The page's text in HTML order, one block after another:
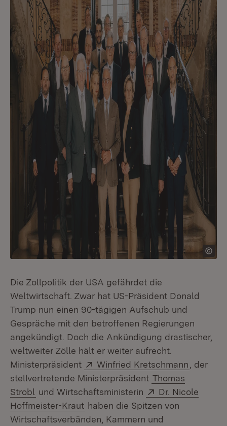
Die Zollpolitik der USA gefährdet die
Weltwirtschaft. Zwar hat US-Präsident Donald
Trump nun einen 90-tägigen Aufschub und
Gespräche mit den betroffenen Regierungen
angekündigt. Doch die Ankündigung drastischer,
weltweiter Zölle hält er weiter aufrecht.
Ministerpräsident
Extern:
Winfried Kretschmann (Öffnet
, der
stellvertretende Ministerpräsident Thomas
Strobl und Wirtschaftsministerin Extern:
Dr. Nicole
Hoffmeister-Kraut (Öffnet in neuem Fenster)
haben die Spitzen von
Wirtschaftsverbänden, Kammern und